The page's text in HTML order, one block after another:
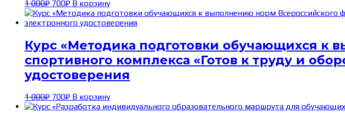
1 000₽ Первоначальная
цена
составляла
700₽Текущая
цена:
700₽.
В корзину
Курс «Методика подготовки обучающихся к
спортивного комплекса «Готов к труду и
удостоверения
1 000₽ Первоначальная
цена
700₽Текущая
цена:
В корзину